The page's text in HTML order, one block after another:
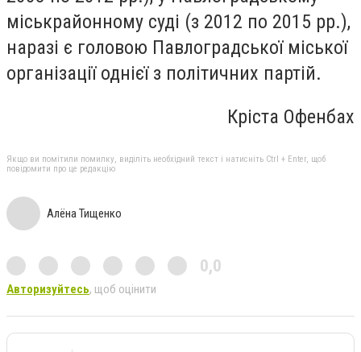
міськрайонному суді (з 2012 по 2015 рр.),
наразі є головою Павлоградської міської
організації однієї з політичних партій.
Кріста Офенбах
Якщо ви помітили помилку, виділіть необхідний текст і натисніть Ctrl + Enter, щоб
повідомити про це редакцію
Алёна Тищенко
0,0
Авторизуйтесь, щоб оцінити